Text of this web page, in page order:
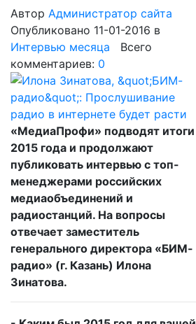
Автор Администратор сайта
Опубликовано 11-01-2016 в
Интервью месяца Всего
комментариев: 0
«МедиаПрофи» подводят итоги
2015 года и продолжают
публиковать интервью с топ-
менеджерами российских
медиаобъединений и
радиостанций. На вопросы
отвечает заместитель
генерального директора «БИМ-
радио» (г. Казань) Илона
Зинатова.